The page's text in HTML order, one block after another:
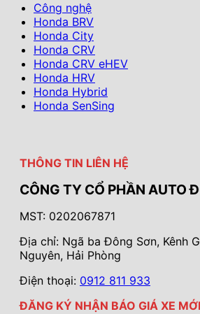
Công nghệ
Honda BRV
Honda City
Honda CRV
Honda CRV eHEV
Honda HRV
Honda Hybrid
Honda SenSing
THÔNG TIN LIÊN HỆ
CÔNG TY CỔ PHẦN AUTO
MST: 0202067871
Địa chỉ: Ngã ba Đông Sơn, Kênh
Nguyên, Hải Phòng
Điện thoại: 0912 811 933
ĐĂNG KÝ NHẬN BÁO GIÁ XE